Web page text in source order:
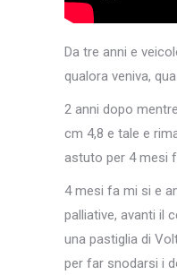
Da tre anni e
qualora veniva,
2 anni dopo
cm 4,8 e tale e
astuto per 4 mesi
4 mesi fa mi si e
palliative, avanti il
una pastiglia di
per far snodarsi i